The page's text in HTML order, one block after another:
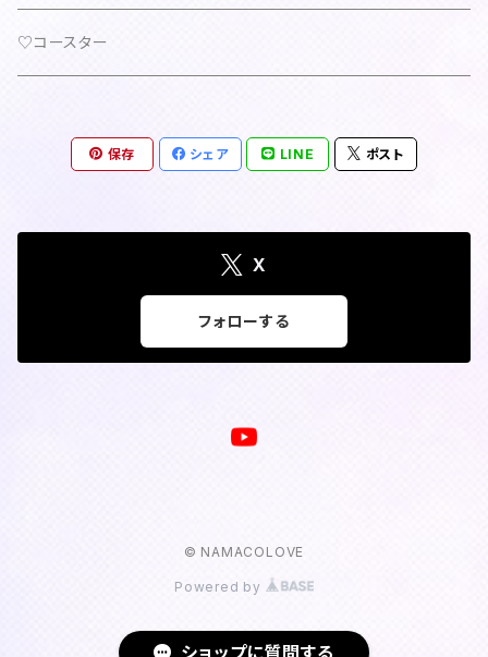
♡コースター
保存 シェア LINE ポスト
X
フォローする
© NAMACOLOVE
Powered by
ショップに質問する